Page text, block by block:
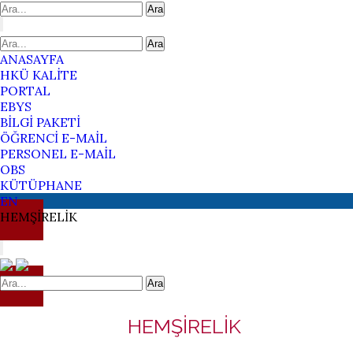
Ara
Ara
ANASAYFA
HKÜ KALİTE
PORTAL
EBYS
BİLGİ PAKETİ
ÖĞRENCİ E-MAİL
PERSONEL E-MAİL
OBS
KÜTÜPHANE
EN
HEMŞİRELİK
Ara
HEMŞİRELİK